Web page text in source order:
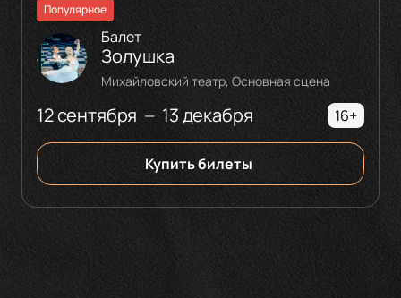
Популярное
12 сентября — 13 декабря
Балет
Золушка
Михайловский театр, Основная сцена
16+
Купить билеты